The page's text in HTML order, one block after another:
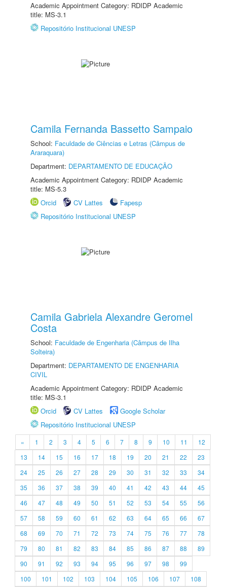
Academic Appointment Category: RDIDP Academic
title: MS-3.1
Repositório Institucional UNESP
Camila Fernanda Bassetto Sampaio
School: Faculdade de Ciências e Letras (Câmpus de
Araraquara)
Department: DEPARTAMENTO DE EDUCAÇÃO
Academic Appointment Category: RDIDP Academic
title: MS-5.3
Orcid
CV Lattes
Fapesp
Repositório Institucional UNESP
Camila Gabriela Alexandre Geromel
Costa
School: Faculdade de Engenharia (Câmpus de Ilha
Solteira)
Department: DEPARTAMENTO DE ENGENHARIA
CIVIL
Academic Appointment Category: RDIDP Academic
title: MS-3.1
Orcid
CV Lattes
Google Scholar
Repositório Institucional UNESP
« 1 2 3 4 5 6 7 8 9 10 11
12
13
14 15 16 17 18 19 20 21 22
23
24
25 26 27 28 29 30 31 32 33
34
35
36 37 38 39 40 41 42 43 44
45
46
47 48 49 50 51 52 53 54 55
56
57
58 59 60 61 62 63 64 65 66
67
68
69 70 71 72 73 74 75 76 77
78
79
80 81 82 83 84 85 86 87 88
89
90
91 92 93 94 95 96 97 98
99
100
101 102 103 104 105 106 107
108